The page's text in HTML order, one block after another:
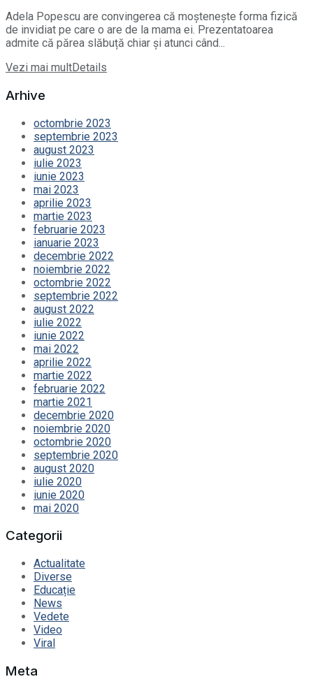
Adela Popescu are convingerea că moștenește forma fizică
de invidiat pe care o are de la mama ei. Prezentatoarea
admite că părea slăbuță chiar și atunci când...
Vezi mai multDetails
Arhive
octombrie 2023
septembrie 2023
august 2023
iulie 2023
iunie 2023
mai 2023
aprilie 2023
martie 2023
februarie 2023
ianuarie 2023
decembrie 2022
noiembrie 2022
octombrie 2022
septembrie 2022
august 2022
iulie 2022
iunie 2022
mai 2022
aprilie 2022
martie 2022
februarie 2022
martie 2021
decembrie 2020
noiembrie 2020
octombrie 2020
septembrie 2020
august 2020
iulie 2020
iunie 2020
mai 2020
Categorii
Actualitate
Diverse
Educație
News
Vedete
Video
Viral
Meta